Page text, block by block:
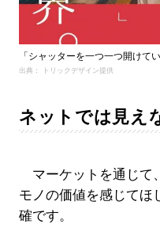
「シャッターを一つ一つ開けて
出典： トリックデザイン提供
ネットでは見え
マーケットを通じて
モノの価値を感じてほ
確です。